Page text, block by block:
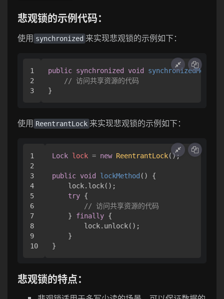
悲观锁的示例代码：
使用 synchronized 来实现悲观锁的示例如下：
1
2
public synchronized void synchronizedMethod
// 访问共享资源的代码
使用 ReentrantLock 来实现悲观锁的示例如下：
1
2
3
4
5
6
7
8
9
Lock lock = new ReentrantLock();
public void lockMethod ()
{
    lock.lock();
try {
// 访问共享资源的代码
    }
finally {
        lock.unlock();
    }
悲观锁的特点：